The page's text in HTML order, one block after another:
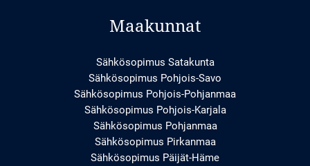
Maakunnat
Sähkösopimus Satakunta
Sähkösopimus Pohjois-Savo
Sähkösopimus Pohjois-Pohjanmaa
Sähkösopimus Pohjois-Karjala
Sähkösopimus Pohjanmaa
Sähkösopimus Pirkanmaa
Sähkösopimus Päijät-Häme